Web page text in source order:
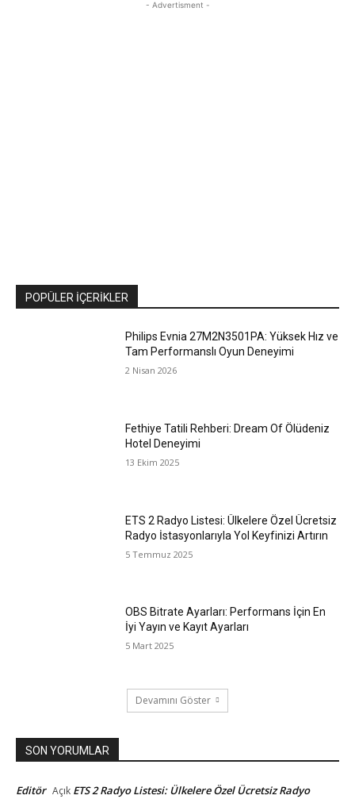
- Advertisment -
POPÜLER İÇERIKLER
Philips Evnia 27M2N3501PA: Yüksek Hız ve
Tam Performanslı Oyun Deneyimi
2 Nisan 2026
Fethiye Tatili Rehberi: Dream Of Ölüdeniz
Hotel Deneyimi
13 Ekim 2025
ETS 2 Radyo Listesi: Ülkelere Özel Ücretsiz
Radyo İstasyonlarıyla Yol Keyfinizi Artırın
5 Temmuz 2025
OBS Bitrate Ayarları: Performans İçin En
İyi Yayın ve Kayıt Ayarları
5 Mart 2025
Devamını Göster
SON YORUMLAR
Editör Açık ETS 2 Radyo Listesi: Ülkelere Özel Ücretsiz Radyo